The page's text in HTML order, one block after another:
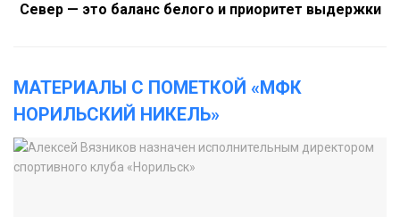
Север — это баланс белого и приоритет выдержки
МАТЕРИАЛЫ С ПОМЕТКОЙ «МФК
НОРИЛЬСКИЙ НИКЕЛЬ»